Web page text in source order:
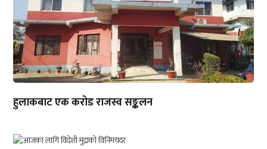
हुलाकबाट एक करोड राजस्व सङ्कलन